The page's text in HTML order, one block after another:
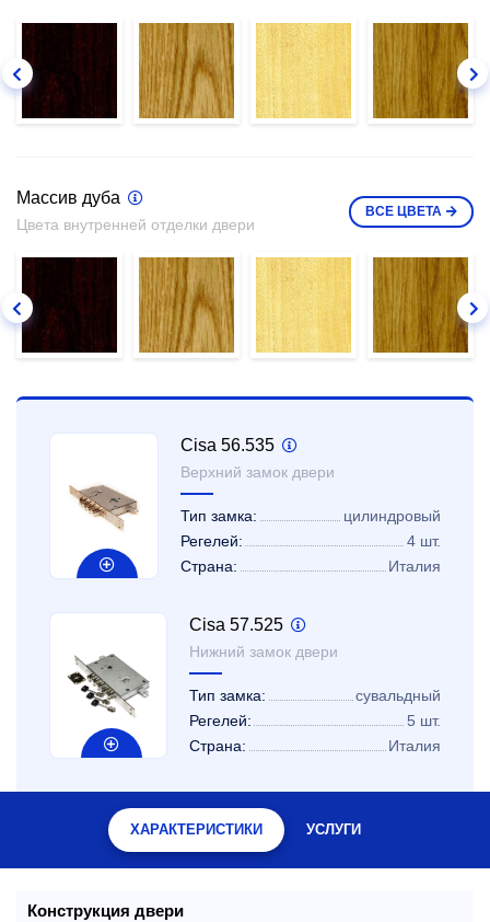
Массив дуба
Цвета внутренней отделки двери
ВСЕ ЦВЕТА
Cisa 56.535
Верхний замок двери
Тип замка:
цилиндровый
Регелей:
4 шт.
Страна:
Италия
Cisa 57.525
Нижний замок двери
Тип замка:
сувальдный
Регелей:
5 шт.
Страна:
Италия
ХАРАКТЕРИСТИКИ УСЛУГИ
Конструкция двери